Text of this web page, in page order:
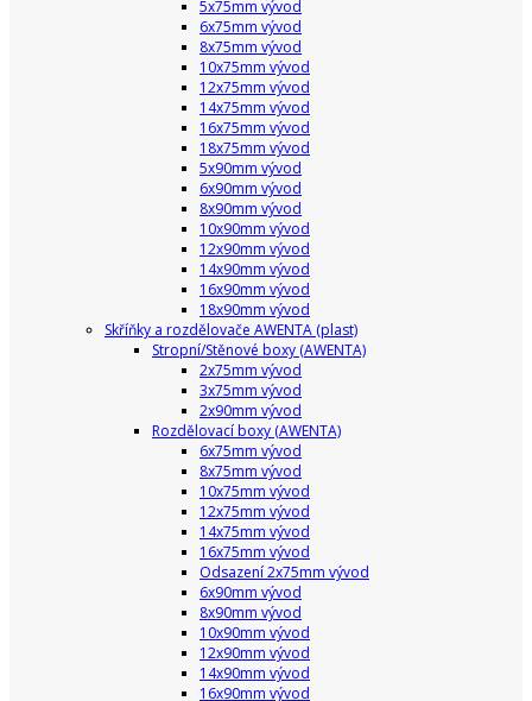
5x75mm vývod
6x75mm vývod
8x75mm vývod
10x75mm vývod
12x75mm vývod
14x75mm vývod
16x75mm vývod
18x75mm vývod
5x90mm vývod
6x90mm vývod
8x90mm vývod
10x90mm vývod
12x90mm vývod
14x90mm vývod
16x90mm vývod
18x90mm vývod
Skříňky a rozdělovače AWENTA (plast)
Stropní/Stěnové boxy (AWENTA)
2x75mm vývod
3x75mm vývod
2x90mm vývod
Rozdělovací boxy (AWENTA)
6x75mm vývod
8x75mm vývod
10x75mm vývod
12x75mm vývod
14x75mm vývod
16x75mm vývod
Odsazení 2x75mm vývod
6x90mm vývod
8x90mm vývod
10x90mm vývod
12x90mm vývod
14x90mm vývod
16x90mm vývod